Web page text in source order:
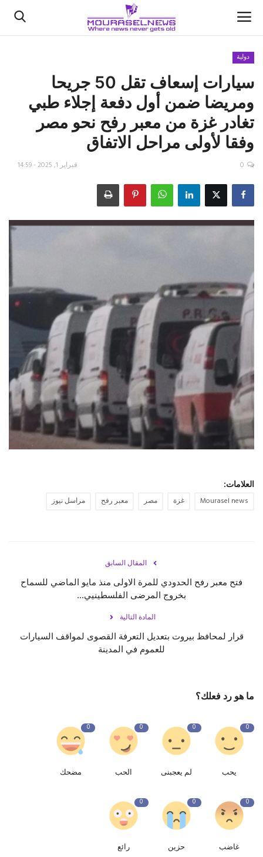
الأخبار
كتّابنا
السعودية
اقتصاد
علوم وتكنولوجيا
رياضة
حياة
دولية
سيارات إسعاف تقل 50 جريحا
ومريضا ضمن أول دفعة إجلاء طبي
تغادر غزة من معبر ‎رفح نحو ‎مصر
وفقا لأولى مراحل الاتفاق
فبراير 1, 2025 - 14:59 0
العلامات:
Mourasel news غزة مصر معبر رفح مراسل نيوز
المقال السابق
فتح معبر رفح الحدودي للمرة الاولى منذ مايو الماضي للسماح
بخروج المرضى الفلسطينيي...
المادة التالية
قرار لمحافظ بيروت بتعديل التعرفة القصوى لمواقف السيارات
للعموم في المدينة
ما هو رد فعلك؟
0
يحب
0
لم يعجبنى
0
الحب
0
مضحك
0
غاضب
0
حزين
0
رائع